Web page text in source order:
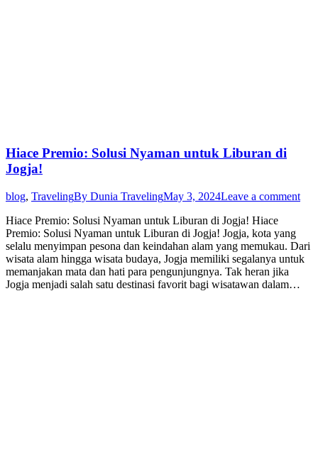
Hiace Premio: Solusi Nyaman untuk Liburan di
Jogja!
blog, TravelingBy Dunia TravelingMay 3, 2024Leave a comment
Hiace Premio: Solusi Nyaman untuk Liburan di Jogja! Hiace
Premio: Solusi Nyaman untuk Liburan di Jogja! Jogja, kota yang
selalu menyimpan pesona dan keindahan alam yang memukau. Dari
wisata alam hingga wisata budaya, Jogja memiliki segalanya untuk
memanjakan mata dan hati para pengunjungnya. Tak heran jika
Jogja menjadi salah satu destinasi favorit bagi wisatawan dalam…